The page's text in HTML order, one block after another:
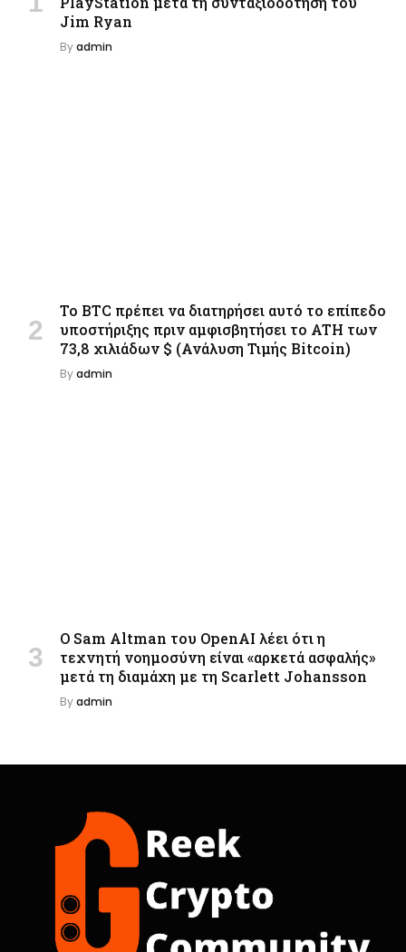
Jim Ryan
Byadmin
Το BTC πρέπει να διατηρήσει αυτό το επίπεδο
υποστήριξης πριν αμφισβητήσει το ATH των
73,8 χιλιάδων $ (Ανάλυση Τιμής Bitcoin)
Byadmin
Ο Sam Altman του OpenAI λέει ότι η
τεχνητή νοημοσύνη είναι «αρκετά ασφαλής»
μετά τη διαμάχη με τη Scarlett Johansson
Byadmin